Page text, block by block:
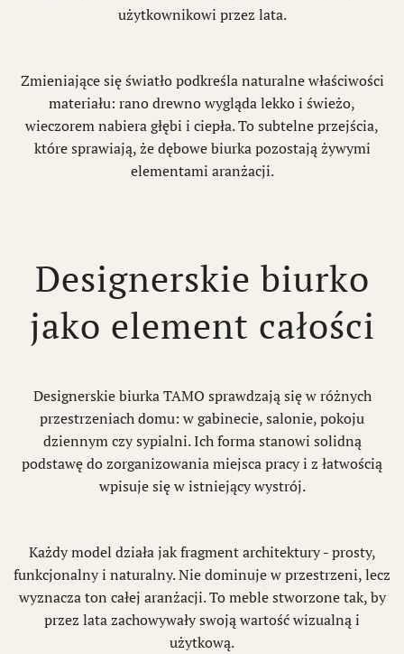
użytkownikowi przez lata.
Zmieniające się światło podkreśla naturalne właściwości
materiału: rano drewno wygląda lekko i świeżo,
wieczorem nabiera głębi i ciepła. To subtelne przejścia,
które sprawiają, że dębowe biurka pozostają żywymi
elementami aranżacji.
Designerskie biurko
jako element całości
Designerskie biurka TAMO sprawdzają się w różnych
przestrzeniach domu: w gabinecie, salonie, pokoju
dziennym czy sypialni. Ich forma stanowi solidną
podstawę do zorganizowania miejsca pracy i z łatwością
wpisuje się w istniejący wystrój.
Każdy model działa jak fragment architektury - prosty,
funkcjonalny i naturalny. Nie dominuje w przestrzeni, lecz
wyznacza ton całej aranżacji. To meble stworzone tak, by
przez lata zachowywały swoją wartość wizualną i
użytkową.